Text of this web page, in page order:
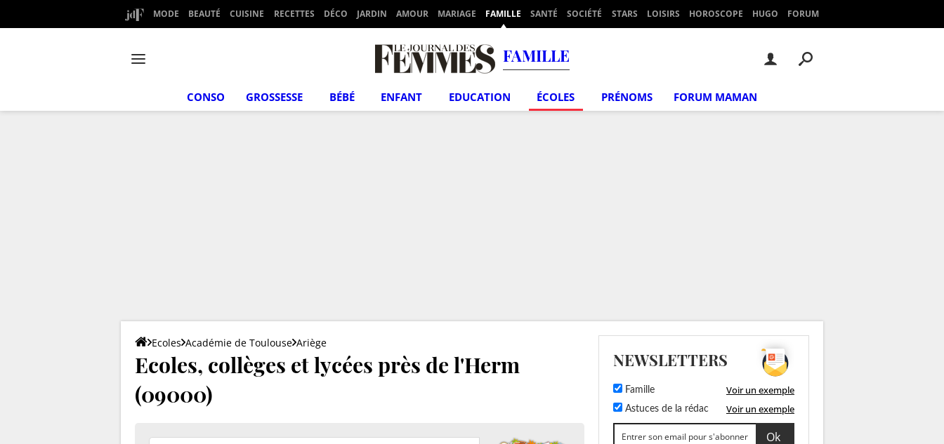
MODE BEAUTÉ CUISINE RECETTES DÉCO JARDIN AMOUR MARIAGE FAMILLE SANTÉ SOCIÉTÉ STARS LOISIRS HOROSCOPE HUGO FORUM
FAMILLE
CONSO GROSSESSE BÉBÉ ENFANT EDUCATION ÉCOLES PRÉNOMS FORUM MAMAN
Ecoles Académie de Toulouse Ariège
Ecoles, collèges et lycées près de l'Herm
(09000)
NEWSLETTERS
Famille Voir un exemple
Astuces de la rédac Voir un exemple